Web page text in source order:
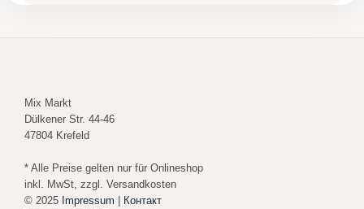
Mix Markt
Dülkener Str. 44-46
47804 Krefeld
* Alle Preise gelten nur für Onlineshop
inkl. MwSt, zzgl. Versandkosten
© 2025 Impressum
Контакт